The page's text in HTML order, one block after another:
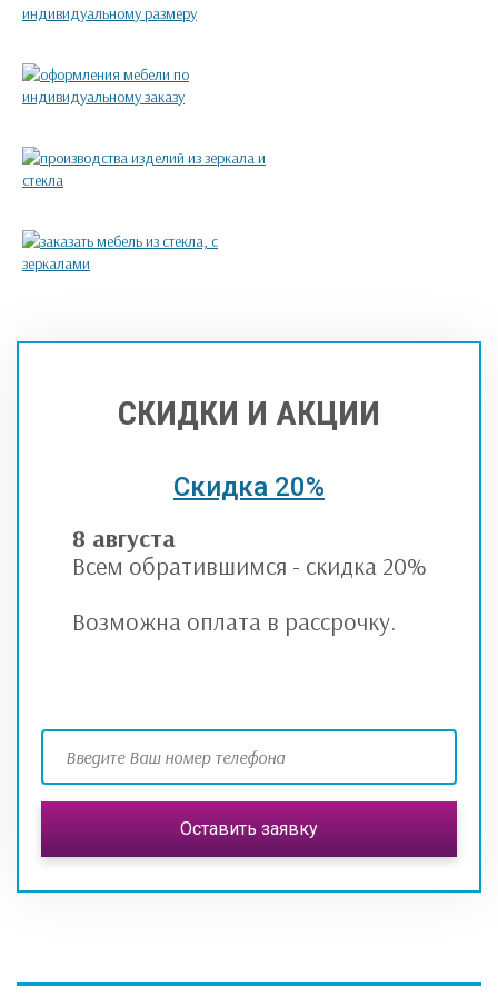
СКИДКИ И АКЦИИ
Скидка 20%
8 августа
Всем обратившимся - скидка 20%
Возможна оплата в рассрочку.
Оставить заявку